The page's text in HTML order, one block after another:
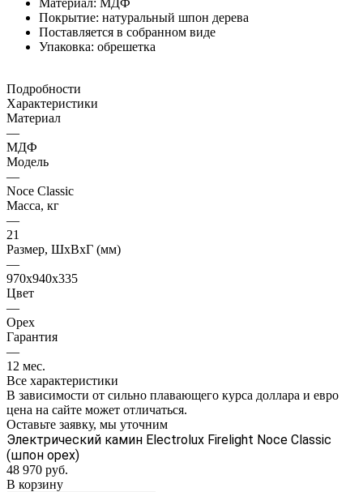
Покрытие: натуральный шпон дерева
Поставляется в собранном виде
Упаковка: обрешетка
Подробности
Характеристики
Материал
—
МДФ
Модель
—
Noce Classic
Масса, кг
—
21
Размер, ШхВхГ (мм)
—
970x940x335
Цвет
—
Орех
Гарантия
—
12 мес.
Все характеристики
В зависимости от сильно плавающего курса доллара и евро
цена на сайте может отличаться.
Оставьте заявку, мы уточним
Электрический камин Electrolux Firelight Noce Classic
(шпон орех)
48 970 руб.
В корзину